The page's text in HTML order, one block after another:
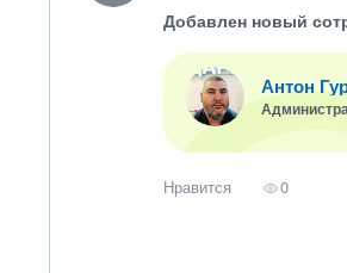
Добавлен новый
Антон
Нравится 0